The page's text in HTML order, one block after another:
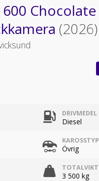
Chocolate
(2026)
DRIVMEDEL
Diesel
KAROSSTYP
Övrig
TOTALVIKT
3 500 kg